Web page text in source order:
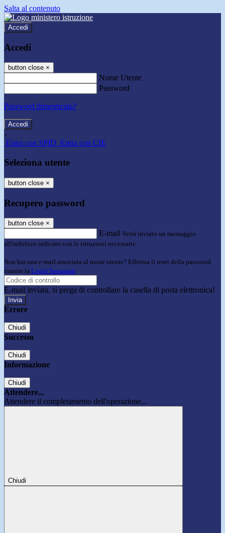
Salta al contenuto
Accedi
Accedi
button close ×
Nome Utente
Password
Password dimenticata?
-
Entra con SPID Entra con CIE
Seleziona utente
button close ×
Recupero password
button close ×
E-mail Verrà inviato un messaggio
all'indirizzo indicato con le istruzioni necessarie.
Non hai una e-mail associata al nome utente? Effettua il reset della password
tramite la Login Spaggiari
E-mail inviata, si prega di controllare la casella di posta elettronica!
Errore
Chiudi
Successo
Chiudi
Informazione
Chiudi
Attendere...
Attendere il completamento dell'operazione...
Chiudi